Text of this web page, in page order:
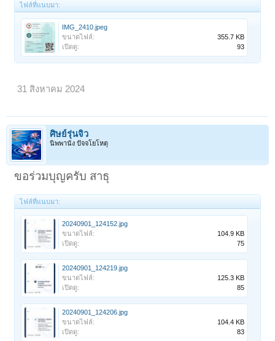
ไฟล์ที่แนบมา:
IMG_2410.jpeg
ขนาดไฟล์:
355.7 KB
เปิดดู:
93
31 สิงหาคม 2024
ศิษย์รุ่นจิ๋ว
นิพพานัง ปัจจโยโหตุ
ขอร่วมบุญครับ สาธุ
ไฟล์ที่แนบมา:
20240901_124152.jpg
ขนาดไฟล์:
104.9 KB
เปิดดู:
75
20240901_124219.jpg
ขนาดไฟล์:
125.3 KB
เปิดดู:
85
20240901_124206.jpg
ขนาดไฟล์:
104.4 KB
เปิดดู:
83
2 ถัดไป >